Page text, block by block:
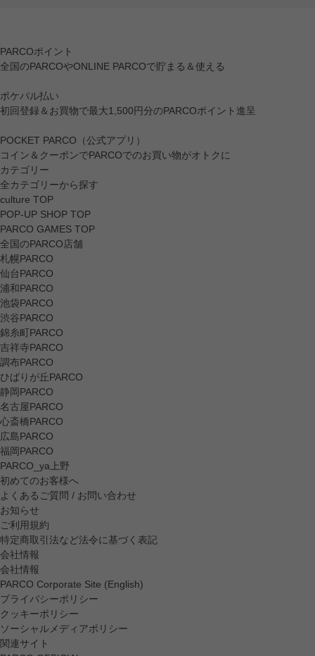
PARCOポイント
全国のPARCOやONLINE PARCOで貯まる＆使える
ポケパル払い
初回登録＆お買物で最大1,500円分のPARCOポイント進呈
POCKET PARCO（公式アプリ）
コイン＆クーポンでPARCOでのお買い物がオトクに
カテゴリー
全カテゴリーから探す
culture TOP
POP-UP SHOP TOP
PARCO GAMES TOP
全国のPARCO店舗
札幌PARCO
仙台PARCO
浦和PARCO
池袋PARCO
渋谷PARCO
錦糸町PARCO
吉祥寺PARCO
調布PARCO
ひばりが丘PARCO
静岡PARCO
名古屋PARCO
心斎橋PARCO
広島PARCO
福岡PARCO
PARCO_ya上野
初めてのお客様へ
よくあるご質問 / お問い合わせ
お知らせ
ご利用規約
特定商取引法など法令に基づく表記
会社情報
会社情報
PARCO Corporate Site (English)
プライバシーポリシー
クッキーポリシー
ソーシャルメディアポリシー
関連サイト